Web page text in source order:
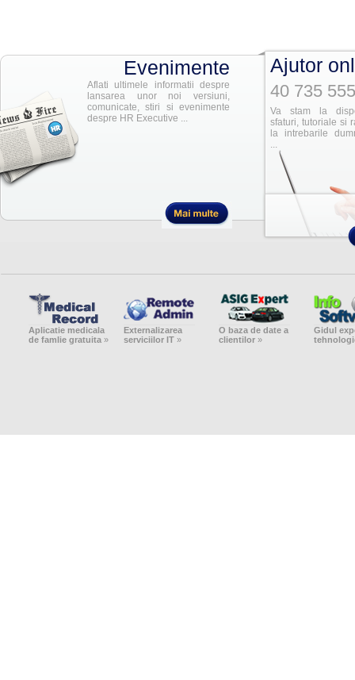
Evenimente
Aflati ultimele informatii despre
lansarea unor noi versiuni,
comunicate, stiri si evenimente
despre HR Executive ...
Ajutor
40 735
Va stam la
sfaturi, tutoriale si
la intrebarile
...